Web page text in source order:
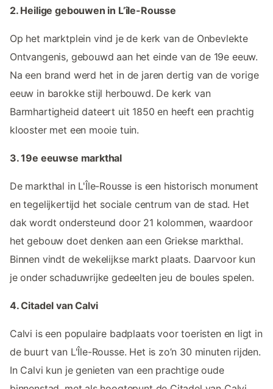
2. Heilige gebouwen in L’île-Rousse
Op het marktplein vind je de kerk van de Onbevlekte
Ontvangenis, gebouwd aan het einde van de 19e eeuw.
Na een brand werd het in de jaren dertig van de vorige
eeuw in barokke stijl herbouwd. De kerk van
Barmhartigheid dateert uit 1850 en heeft een prachtig
klooster met een mooie tuin.
3. 19e eeuwse markthal
De markthal in L'Île-Rousse is een historisch monument
en tegelijkertijd het sociale centrum van de stad. Het
dak wordt ondersteund door 21 kolommen, waardoor
het gebouw doet denken aan een Griekse markthal.
Binnen vindt de wekelijkse markt plaats. Daarvoor kun
je onder schaduwrijke gedeelten jeu de boules spelen.
4. Citadel van Calvi
Calvi is een populaire badplaats voor toeristen en ligt in
de buurt van L'Île-Rousse. Het is zo’n 30 minuten rijden.
In Calvi kun je genieten van een prachtige oude